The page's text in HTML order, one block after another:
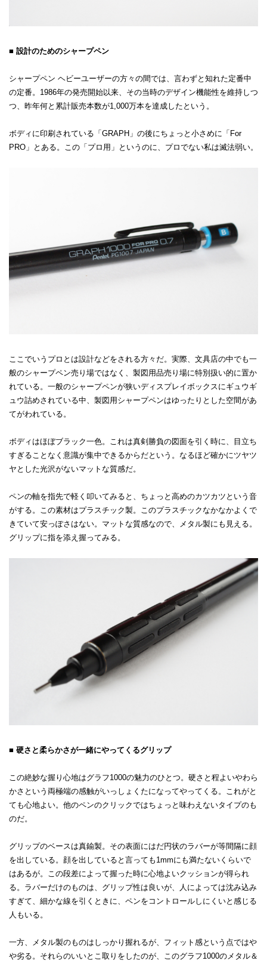
■ 設計のためのシャープペン
シャープペン ヘビーユーザーの方々の間では、言わずと知れた定番中
の定番。1986年の発売開始以来、その当時のデザイン機能性を維持しつ
つ、昨年何と累計販売本数が1,000万本を達成したという。
ボディに印刷されている「GRAPH」の後にちょっと小さめに「For
PRO」とある。この「プロ用」というのに、プロでない私は滅法弱い。
ここでいうプロとは設計などをされる方々だ。実際、文具店の中でも一
般のシャープペン売り場ではなく、製図用品売り場に特別扱い的に置か
れている。一般のシャープペンが狭いディスプレイボックスにギュウギ
ュウ詰めされている中、製図用シャープペンはゆったりとした空間があ
てがわれている。
ボディはほぼブラック一色。これは真剣勝負の図面を引く時に、目立ち
すぎることなく意識が集中できるからだという。なるほど確かにツヤツ
ヤとした光沢がないマットな質感だ。
ペンの軸を指先で軽く叩いてみると、ちょっと高めのカツカツという音
がする。この素材はプラスチック製。このプラスチックなかなかよくで
きていて安っぽさはない。マットな質感なので、メタル製にも見える。
グリップに指を添え握ってみる。
■ 硬さと柔らかさが一緒にやってくるグリップ
この絶妙な握り心地はグラフ1000の魅力のひとつ。硬さと程よいやわら
かさという両極端の感触がいっしょくたになってやってくる。これがと
ても心地よい。他のペンのクリックではちょっと味わえないタイプのも
のだ。
グリップのベースは真鍮製。その表面にはだ円状のラバーが等間隔に顔
を出している。顔を出していると言っても1mmにも満たないくらいで
はあるが。この段差によって握った時に心地よいクッションが得られ
る。ラバーだけのものは、グリップ性は良いが、人によっては沈み込み
すぎて、細かな線を引くときに、ペンをコントロールしにくいと感じる
人もいる。
一方、メタル製のものはしっかり握れるが、フィット感という点ではや
や劣る。それらのいいとこ取りをしたのが、このグラフ1000のメタル＆